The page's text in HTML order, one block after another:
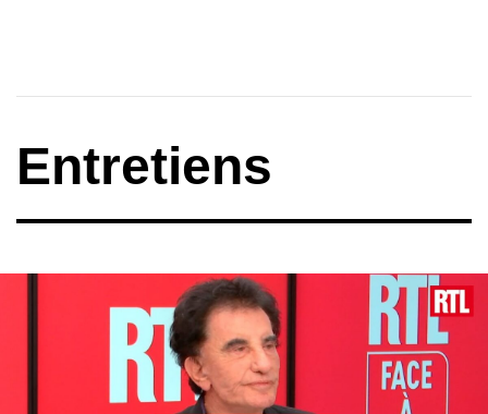
Entretiens